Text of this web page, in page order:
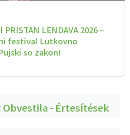
LENDAVA 2026 –
festival Lutkovno
so zakon!
Obvestila - Értesítések